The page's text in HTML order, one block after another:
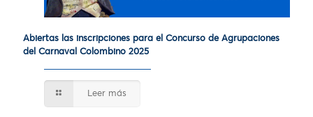
Abiertas las inscripciones para el Concurso de Agrupaciones
del Carnaval Colombino 2025
Leer más